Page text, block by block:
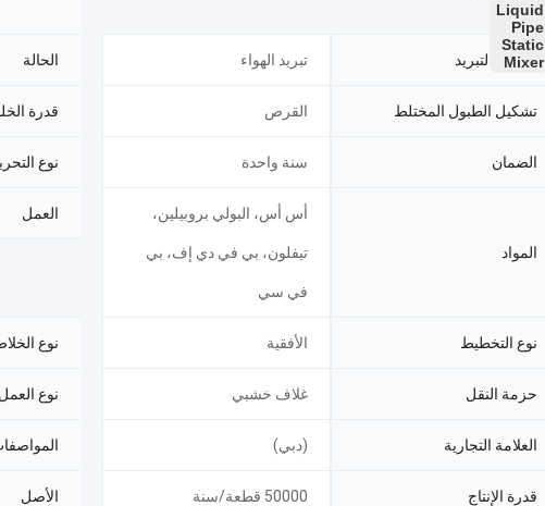
الحالة طريقة التبريد تبريد الهواء
قدرة تشكيل الطبول المختلط القرص
نوع الضمان سنة واحدة
العمل
المواد
أس أس، البولي بروبيلين،
تيفلون، بي في دي إف، بي
في سي
نوع نوع التخطيط الأفقية
نوع حزمة النقل غلاف خشبي
العلامة التجارية (دبي)
الأصل قدرة الإنتاج 50000 قطعة/سنة
Liquid
Pipe
Static
Mixer